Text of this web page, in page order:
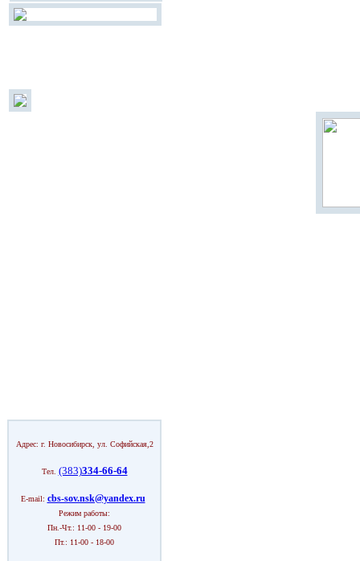
Адрес: г. Новосибирск, ул. Софийская,2
Тел. (383)334-66-64
E-mail: cbs-sov.nsk@yandex.ru
Режим работы:
Пн.-Чт.: 11-00 - 19-00
Пт.: 11-00 - 18-00